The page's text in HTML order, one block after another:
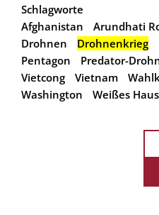
Schlagworte
Afghanistan
Arundhati
Drohnen
Drohnenkrieg
Pentagon
Predator-
Vietcong
Vietnam
Washington
Weißes Haus